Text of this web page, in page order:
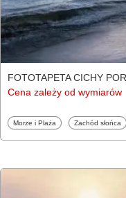
FOTOTAPETA CICHY
Cena zależy od wymiarów
Fototapety
Morze i Plaża Fototapety
Zachód słońca